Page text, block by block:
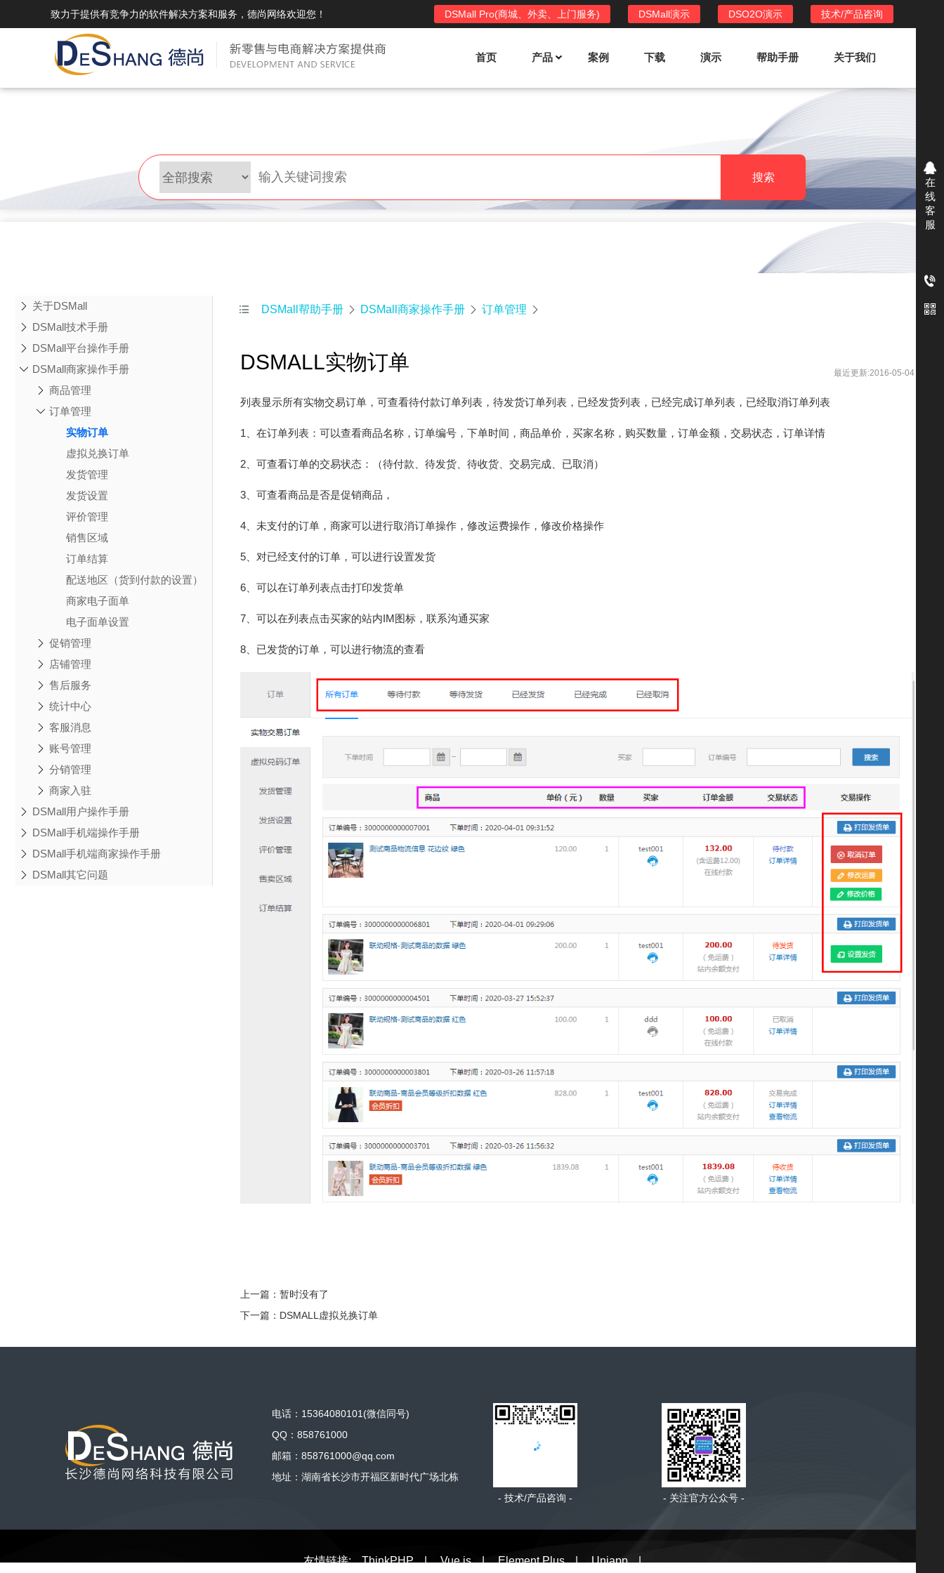
致力于提供有竞争力的软件解决方案和服务，德尚网络欢迎您！ 技术/产品咨询
DSO2O演示
DSMall演示
DSMall Pro(商城、外卖、上门服务)
首页 产品
DSMall Pro功能列表
DSMall Pro支持商城购物，外卖，上门
服务，短视频等功能。
DSMall功能列表
系统支持平台自营、分销、拼团、限时
折扣、优惠套装、微信、小程序等
DSShop功能列表 DSO2O功能列表
提供新零售线上化经营管理工具，基于
LBS定位，只为让更多客户、多次到店
消费
案例 下载 演示 帮助手册 关于我们
搜索
关于DSMall
DSMall技术手册
DSMall平台操作手册
DSMall商家操作手册
商品管理
订单管理
实物订单
虚拟兑换订单
发货管理
发货设置
评价管理
销售区域
订单结算
配送地区（货到付款的设置）
商家电子面单
电子面单设置
促销管理
店铺管理
售后服务
统计中心
客服消息
账号管理
分销管理
商家入驻
DSMall用户操作手册
DSMall手机端操作手册
DSMall手机端商家操作手册
DSMall其它问题
 DSMall帮助手册  DSMall商家操作手册  订单管理 
DSMALL实物订单 最近更新:2016-05-04
列表显示所有实物交易订单，可查看待付款订单列表，待发货订单列表，已经发货列表，已经完成订单列表，已经取消订单列表
1、在订单列表：可以查看商品名称，订单编号，下单时间，商品单价，买家名称，购买数量，订单金额，交易状态，订单详情
2、可查看订单的交易状态：（待付款、待发货、待收货、交易完成、已取消）
3、可查看商品是否是促销商品，
4、未支付的订单，商家可以进行取消订单操作，修改运费操作，修改价格操作
5、对已经支付的订单，可以进行设置发货
6、可以在订单列表点击打印发货单
7、可以在列表点击买家的站内IM图标，联系沟通买家
8、已发货的订单，可以进行物流的查看
上一篇：暂时没有了
下一篇： DSMALL虚拟兑换订单
电话：15364080101(微信同号)
QQ：858761000
邮箱：858761000@qq.com
地址：湖南省长沙市开福区新时代广场北栋
- 技术/产品咨询 -
- 关注官方公众号 -
友情链接: ThinkPHP | Vue.js | Element Plus | Uniapp |
在
线
客
服